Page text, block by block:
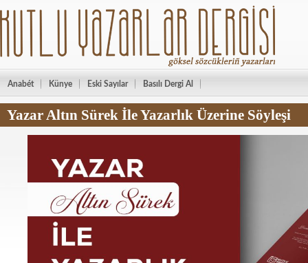
Anabét Künye Eski Sayılar Basılı Dergi Al
Yazar Altın Sürek İle Yazarlık Üzerine Söyleşi